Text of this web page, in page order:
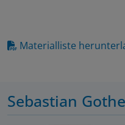
Materialliste
Sebastian Gothe